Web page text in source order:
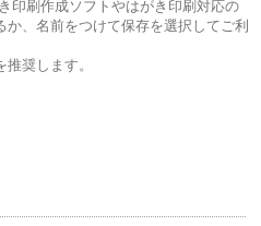
印刷作成ソフトやはがき印刷対応の
、名前をつけて保存を選択してご利
奨します。